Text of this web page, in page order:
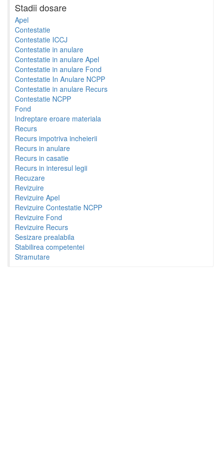
Stadii dosare
Apel
Contestatie
Contestatie ICCJ
Contestatie in anulare
Contestatie in anulare Apel
Contestatie in anulare Fond
Contestatie In Anulare NCPP
Contestatie in anulare Recurs
Contestatie NCPP
Fond
Indreptare eroare materiala
Recurs
Recurs impotriva incheierii
Recurs in anulare
Recurs in casatie
Recurs in interesul legii
Recuzare
Revizuire
Revizuire Apel
Revizuire Contestatie NCPP
Revizuire Fond
Revizuire Recurs
Sesizare prealabila
Stabilirea competentei
Stramutare